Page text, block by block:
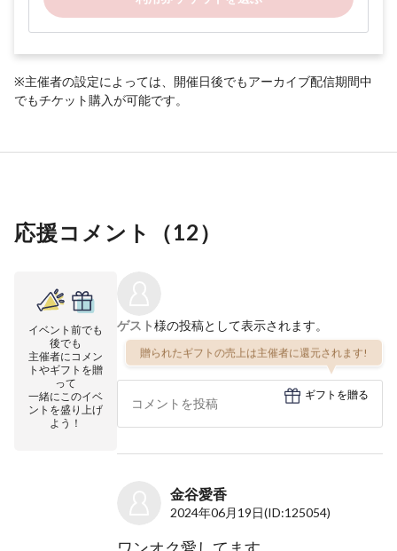
※主催者の設定によっては、開催日後でもアーカイブ配信期間中
でもチケット購入が可能です。
応援コメント（12）
イベント前でも
後でも
主催者にコメン
トやギフトを贈
って
一緒にこのイベ
ントを盛り上げ
よう！
ゲスト様の投稿として表示されます。
贈られたギフトの売上は主催者に還元されます!
ギフトを贈る
金谷愛香
2024年06月19日(ID:125054)